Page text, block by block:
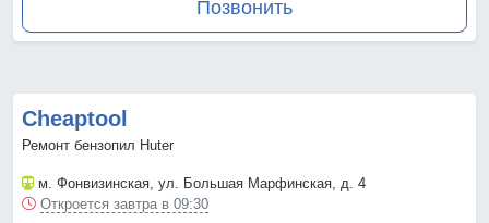
Позвонить
Cheaptool
Ремонт бензопил Huter
м. Фонвизинская, ул. Большая Марфинская, д. 4
Откроется завтра в 09:30